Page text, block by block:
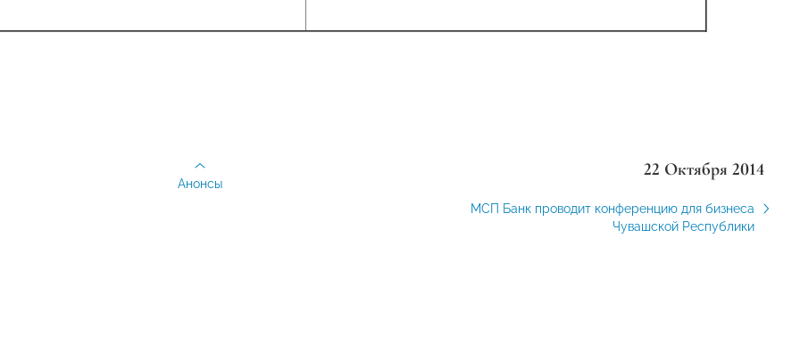
22 Октября 2014
МСП Банк проводит конференцию для бизнеса
Чувашской Республики
Анонсы